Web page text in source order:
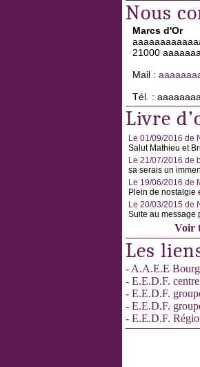
Nous
Marcs d'Or
21000
Mail :
Tél. :
Livre
Le 01/09/2016 de
Salut Mathieu et
Le 21/07/2016 de
sa serais un
Le 19/06/2016 de
Plein de nostalgie
Le 20/03/2015 de
Suite au message
Voir
Les
- A.A.E.E
- E.E.D.F.
- E.E.D.F.
- E.E.D.F.
- E.E.D.F.